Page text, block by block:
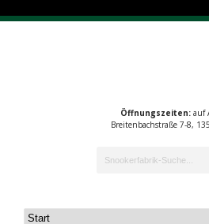
Öffnungszeiten:auf
Breitenbachstraße 7-8,